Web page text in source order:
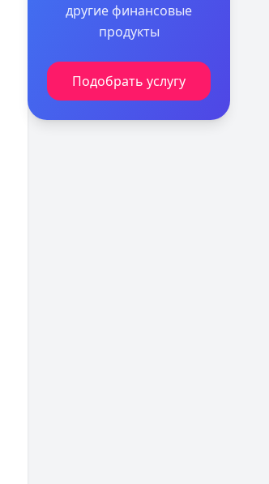
другие финансовые
продукты
Подобрать услугу